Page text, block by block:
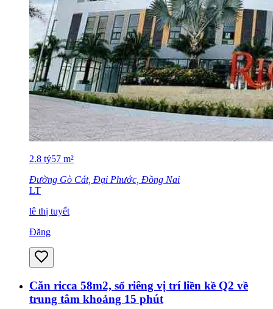
2.8 tỷ57 m²
Đường Gò Cát, Đại Phước, Đồng Nai
LT
lê thị tuyết
Đăng
Căn ricca 58m2, sổ riêng vị trí liền kề Q2 về
trung tâm khoảng 15 phút